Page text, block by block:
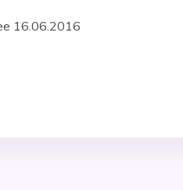
16.06.2016